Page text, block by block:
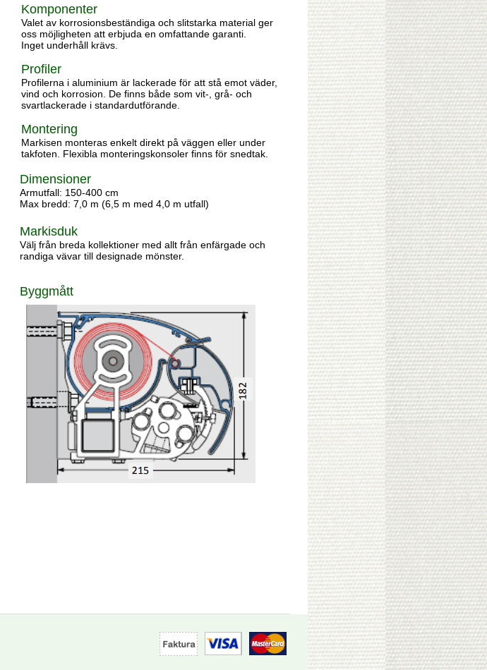
Komponenter
Valet av korrosionsbeständiga och slitstarka material ger
oss möjligheten att erbjuda en omfattande garanti.
Inget underhåll krävs.
Profiler
Profilerna i aluminium är lackerade för att stå emot väder,
vind och korrosion. De finns både som vit-, grå- och
svartlackerade i standardutförande.
Montering
Markisen monteras enkelt direkt på väggen eller under
takfoten. Flexibla monteringskonsoler finns för snedtak.
Dimensioner
Armutfall: 150-400 cm
Max bredd: 7,0 m (6,5 m med 4,0 m utfall)
Markisduk
Välj från breda kollektioner med allt från enfärgade och
randiga vävar till designade mönster.
Byggmått